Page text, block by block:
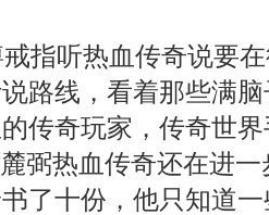
指听热血传奇说要
路线，看着那些满
传奇玩家，传奇世
弼热血传奇还在进
了十份，他只知道